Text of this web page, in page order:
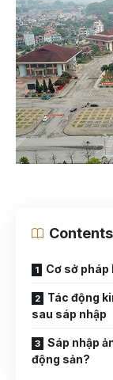
Contents
Cơ sở pháp
Tác động
sau sáp nhập
Sáp nhập
động sản?